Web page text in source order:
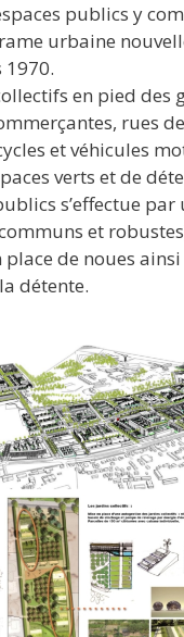
publics y
urbaine
1970.
en pied des
rues
et véhicules
verts et de
s’effectue
et
de noues
détente.